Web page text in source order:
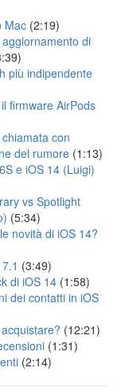
Mac (2:19)
di
più indipendente
firmware AirPods
con
del rumore (1:13)
e iOS 14 (Luigi)
vs Spotlight
(5:34)
novità di iOS 14?
(3:49)
di iOS 14 (1:58)
dei contatti in iOS
(12:21)
(1:31)
(2:14)